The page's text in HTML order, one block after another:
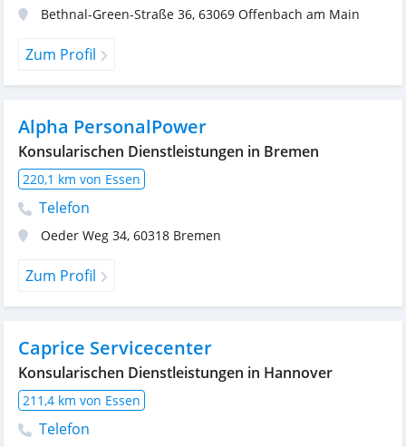
Bethnal-Green-Straße 36, 63069 Offenbach am Main
Zum Profil
Alpha PersonalPower
Konsularischen Dienstleistungen in Bremen
220,1 km von Essen
Telefon
Oeder Weg 34, 60318 Bremen
Zum Profil
Caprice Servicecenter
Konsularischen Dienstleistungen in Hannover
211,4 km von Essen
Telefon